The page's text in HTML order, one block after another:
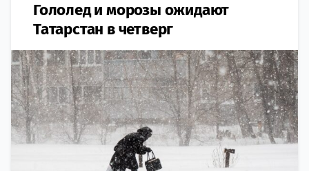
Гололед и морозы ожидают
Татарстан в четверг